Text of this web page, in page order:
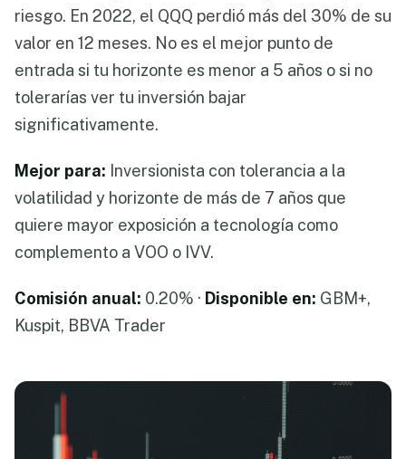
riesgo. En 2022, el QQQ perdió más del 30% de su
valor en 12 meses. No es el mejor punto de
entrada si tu horizonte es menor a 5 años o si no
tolerarías ver tu inversión bajar
significativamente.
Mejor para: Inversionista con tolerancia a la
volatilidad y horizonte de más de 7 años que
quiere mayor exposición a tecnología como
complemento a VOO o IVV.
Comisión anual: 0.20% · Disponible en: GBM+,
Kuspit, BBVA Trader